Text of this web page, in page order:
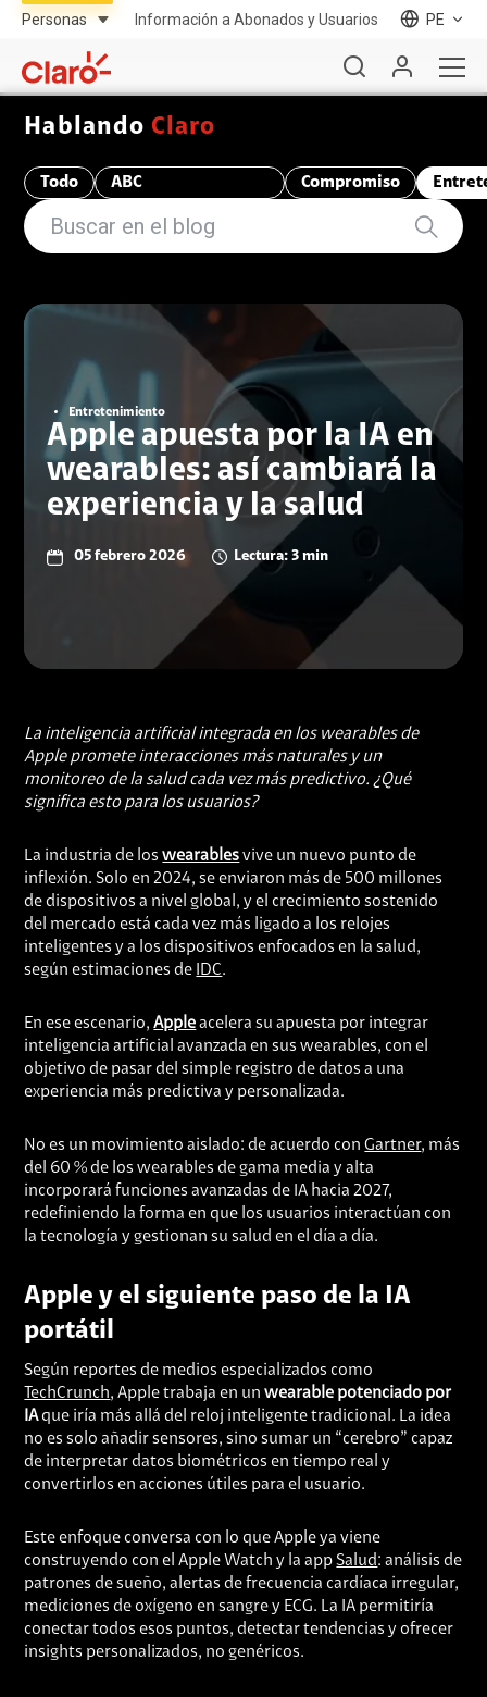
Información a Abonados y Usuarios PE
Hablando Claro
Todo
ABC
Compromiso
Entretenimiento
Apple apuesta por la IA en
wearables: así cambiará la
experiencia y la salud
05 febrero 2026 Lectura: 3 min
La inteligencia artificial integrada en los wearables de
Apple promete interacciones más naturales y un
monitoreo de la salud cada vez más predictivo. ¿Qué
significa esto para los usuarios?
La industria de loswearablesvive un nuevo punto de
inflexión. Solo en 2024, se enviaron más de 500 millones
de dispositivos a nivel global, y el crecimiento sostenido
del mercado está cada vez más ligado a los relojes
inteligentes y a los dispositivos enfocados en la salud,
según estimaciones de IDC.
En ese escenario,Appleacelera su apuesta por integrar
inteligencia artificial avanzada en sus wearables, con el
objetivo de pasar del simple registro de datos a una
experiencia más predictiva y personalizada.
No es un movimiento aislado: de acuerdo conGartner, más
del 60 % de los wearables de gama media y alta
incorporará funciones avanzadas de IA hacia 2027,
redefiniendo la forma en que los usuarios interactúan con
la tecnología y gestionan su salud en el día a día.
Apple y el siguiente paso de la IA
portátil
Según reportes de medios especializados como
TechCrunch, Apple trabaja en unwearable potenciado por
IAque iría más allá del reloj inteligente tradicional. La idea
no es solo añadir sensores, sino sumar un “cerebro” capaz
de interpretar datos biométricos en tiempo real y
convertirlos en acciones útiles para el usuario.
Este enfoque conversa con lo que Apple ya viene
construyendo con el Apple Watch y la appSalud: análisis de
patrones de sueño, alertas de frecuencia cardíaca irregular,
mediciones de oxígeno en sangre y ECG. La IA permitiría
conectar todos esos puntos, detectar tendencias y ofrecer
insights personalizados, no genéricos.